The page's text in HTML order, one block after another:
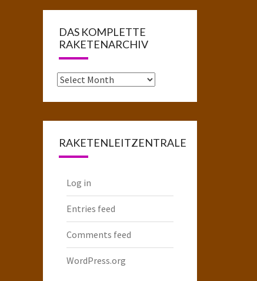
DAS KOMPLETTE
RAKETENARCHIV
Das
RAKETENLEITZENTRALE
Log in
Entries feed
Comments feed
WordPress.org